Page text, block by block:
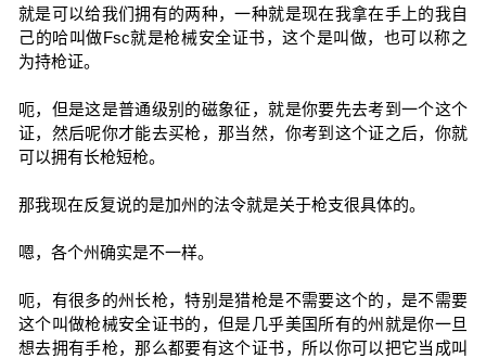
就是可以给我们拥有的两种，一种就是现在我拿在手上的我自
己的哈叫做Fsc就是枪械安全证书，这个是叫做，也可以称之
为持枪证。
呃，但是这是普通级别的磁象征，就是你要先去考到一个这个
证，然后呢你才能去买枪，那当然，你考到这个证之后，你就
可以拥有长枪短枪。
那我现在反复说的是加州的法令就是关于枪支很具体的。
嗯，各个州确实是不一样。
呃，有很多的州长枪，特别是猎枪是不需要这个的，是不需要
这个叫做枪械安全证书的，但是几乎美国所有的州就是你一旦
想去拥有手枪，那么都要有这个证书，所以你可以把它当成叫